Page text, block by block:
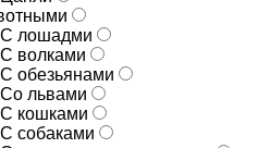
С лошадми
С волками
С обезьянами
Со львами
С кошками
С собаками